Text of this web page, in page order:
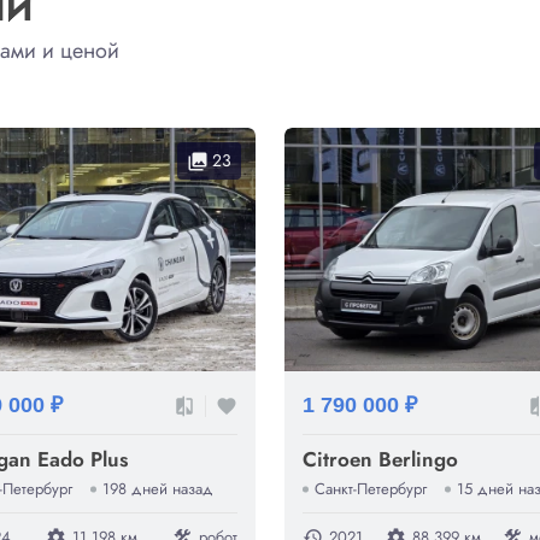
и ценой
collections 23
000 ₽ compare favorite
Eado Plus
198 дней назад
1 790 000 ₽
Citroen Berlingo
Санкт-Петербург 15 дней